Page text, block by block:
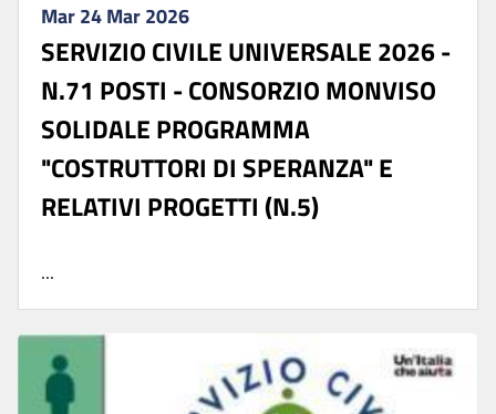
Mar 24 Mar 2026
SERVIZIO CIVILE UNIVERSALE 2026 -
N.71 POSTI - CONSORZIO MONVISO
SOLIDALE PROGRAMMA
"COSTRUTTORI DI SPERANZA" E
RELATIVI PROGETTI (N.5)
...